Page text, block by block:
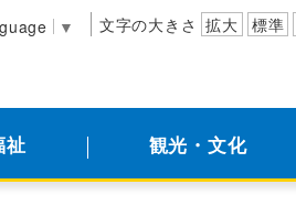
▼ 文字の大きさ 拡大 標準
祉 観光・文化